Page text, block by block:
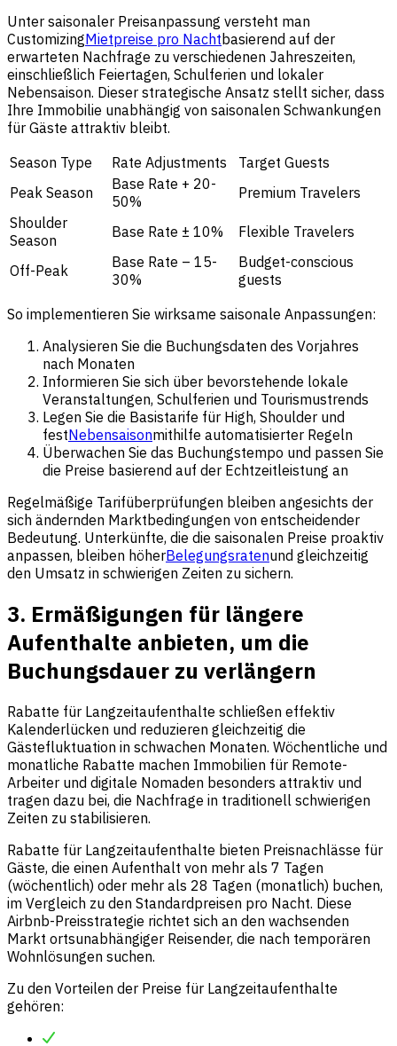
Unter saisonaler Preisanpassung versteht man
CustomizingMietpreise pro Nacht basierend auf der
erwarteten Nachfrage zu verschiedenen Jahreszeiten,
einschließlich Feiertagen, Schulferien und lokaler
Nebensaison. Dieser strategische Ansatz stellt sicher, dass
Ihre Immobilie unabhängig von saisonalen Schwankungen
für Gäste attraktiv bleibt.
Season Type
Rate Adjustments
Target Guests
Peak Season
Base Rate + 20-
50%
Premium Travelers
Shoulder
Season
Base Rate ± 10% Flexible Travelers
Off-Peak
Base Rate – 15-
30%
Budget-conscious
guests
So implementieren Sie wirksame saisonale Anpassungen:
Analysieren Sie die Buchungsdaten des Vorjahres
nach Monaten
Informieren Sie sich über bevorstehende lokale
Veranstaltungen, Schulferien und Tourismustrends
Legen Sie die Basistarife für High, Shoulder und
festNebensaisonmithilfe automatisierter Regeln
Überwachen Sie das Buchungstempo und passen Sie
die Preise basierend auf der Echtzeitleistung an
Regelmäßige Tarifüberprüfungen bleiben angesichts der
sich ändernden Marktbedingungen von entscheidender
Bedeutung. Unterkünfte, die die saisonalen Preise proaktiv
anpassen, bleiben höherBelegungsratenund gleichzeitig
den Umsatz in schwierigen Zeiten zu sichern.
3. Ermäßigungen für längere
Aufenthalte anbieten, um die
Buchungsdauer zu verlängern
Rabatte für Langzeitaufenthalte schließen effektiv
Kalenderlücken und reduzieren gleichzeitig die
Gästefluktuation in schwachen Monaten. Wöchentliche und
monatliche Rabatte machen Immobilien für Remote-
Arbeiter und digitale Nomaden besonders attraktiv und
tragen dazu bei, die Nachfrage in traditionell schwierigen
Zeiten zu stabilisieren.
Rabatte für Langzeitaufenthalte bieten Preisnachlässe für
Gäste, die einen Aufenthalt von mehr als 7 Tagen
(wöchentlich) oder mehr als 28 Tagen (monatlich) buchen,
im Vergleich zu den Standardpreisen pro Nacht. Diese
Airbnb-Preisstrategie richtet sich an den wachsenden
Markt ortsunabhängiger Reisender, die nach temporären
Wohnlösungen suchen.
Zu den Vorteilen der Preise für Langzeitaufenthalte
gehören: